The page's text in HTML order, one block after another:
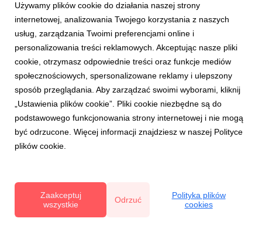
CZAS NA POLSKIE SUPEROWOCE MiniKiwi (4).jpg
grafika| 2,3 MB Pobierz
grafika|3,09 MB
Używamy plików cookie do działania naszej strony
internetowej, analizowania Twojego korzystania z naszych
usług, zarządzania Twoimi preferencjami online i
personalizowania treści reklamowych. Akceptując nasze pliki
cookie, otrzymasz odpowiednie treści oraz funkcje mediów
społecznościowych, spersonalizowane reklamy i ulepszony
sposób przeglądania. Aby zarządzać swoimi wyborami, kliknij
„Ustawienia plików cookie”. Pliki cookie niezbędne są do
podstawowego funkcjonowania strony internetowej i nie mogą
być odrzucone. Więcej informacji znajdziesz w naszej Polityce
plików cookie.
Zaakceptuj
wszystkie
Odrzuć
Polityka plików
cookies